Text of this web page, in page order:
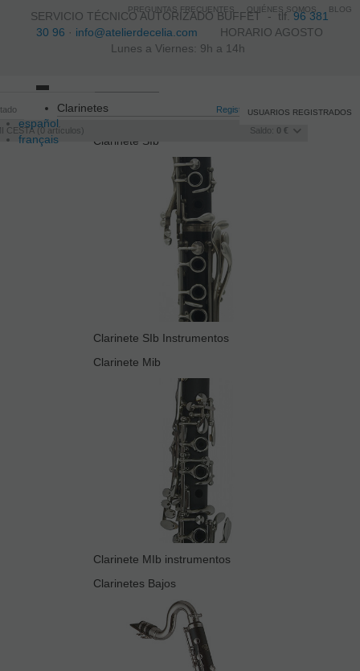
SERVICIO TÉCNICO AUTORIZADO BUFFET -tlf.96 381
30 96 · info@atelierdecelia.com HORARIO AGOSTO
Lunes a Viernes: 9h a 14h
español
français
Registro /Iniciar sesión
CESTA 0 artículos Saldo: 0 €
USUARIOS REGISTRADOS
navigation
Clarinetes
Clarinete SIb
Clarinete SIb Instrumentos
Clarinete Mib
Clarinete MIb instrumentos
Clarinetes Bajos
PREGUNTAS FRECUENTES QUIÉNES SOMOS BLOG